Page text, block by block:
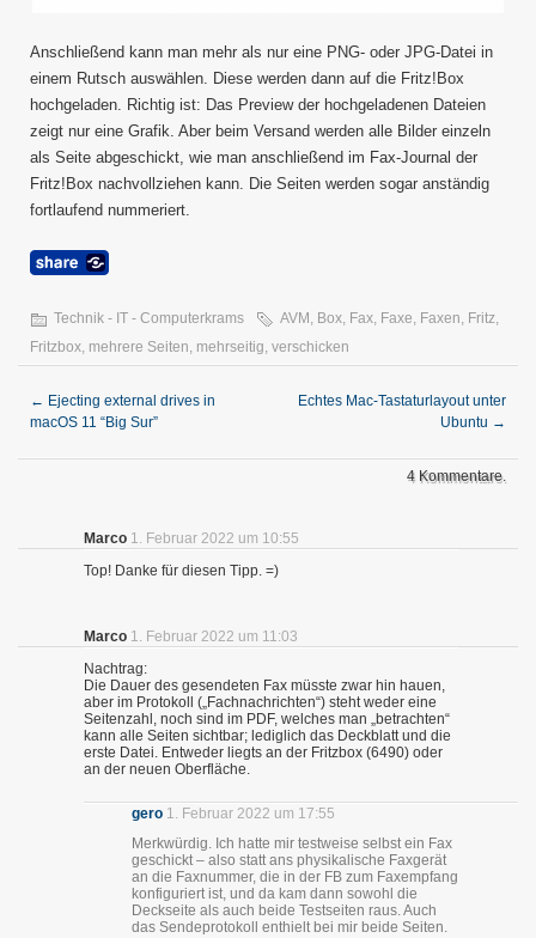
Anschließend kann man mehr als nur eine PNG- oder JPG-Datei in
einem Rutsch auswählen. Diese werden dann auf die Fritz!Box
hochgeladen. Richtig ist: Das Preview der hochgeladenen Dateien
zeigt nur eine Grafik. Aber beim Versand werden alle Bilder einzeln
als Seite abgeschickt, wie man anschließend im Fax-Journal der
Fritz!Box nachvollziehen kann. Die Seiten werden sogar anständig
fortlaufend nummeriert.
Technik - IT - Computerkrams AVM , Box, Fax, Faxe, Faxen, Fritz,
Fritzbox, mehrere Seiten, mehrseitig, verschicken
← Ejecting external drives in
macOS 11 “Big Sur”
Echtes Mac-Tastaturlayout unter
Ubuntu →
4 Kommentare.
Marco 1. Februar 2022 um 10:55
Top! Danke für diesen Tipp. =)
Marco 1. Februar 2022 um 11:03
Nachtrag:
Die Dauer des gesendeten Fax müsste zwar hin hauen,
aber im Protokoll („Fachnachrichten“) steht weder eine
Seitenzahl, noch sind im PDF, welches man „betrachten“
kann alle Seiten sichtbar; lediglich das Deckblatt und die
erste Datei. Entweder liegts an der Fritzbox (6490) oder
an der neuen Oberfläche.
gero 1. Februar 2022 um 17:55
Merkwürdig. Ich hatte mir testweise selbst ein Fax
geschickt – also statt ans physikalische Faxgerät
an die Faxnummer, die in der FB zum Faxempfang
konfiguriert ist, und da kam dann sowohl die
Deckseite als auch beide Testseiten raus. Auch
das Sendeprotokoll enthielt bei mir beide Seiten.